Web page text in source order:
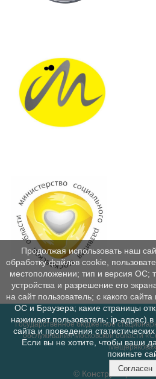
Государственное бюджетное
обслуживания Московской области
© Конструктор
Продолжая использовать наш
обработку файлов cookie,
местоположении; тип и версия ОС;
устройства и разрешение его
на сайт пользователь; с какого
ОС и Браузера; какие страницы
нажимает пользователь; ip-адрес)
сайта и проведения
Если вы не хотите, чтобы ваши
покиньте
Согласен